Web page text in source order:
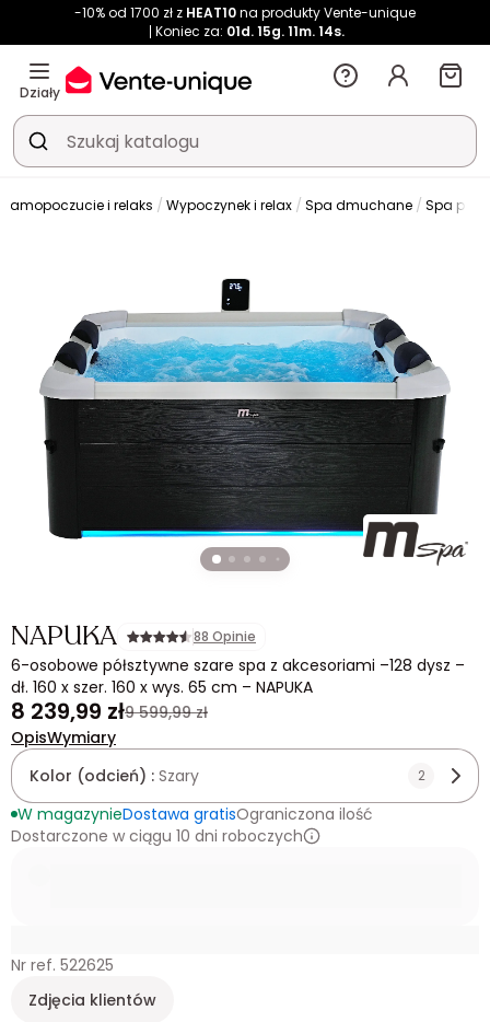
-10% od 1700 zł z HEAT10na produkty Vente-unique
Koniec za: 01d.15g.11m.14s.
Działy
i relaks Wypoczynek i relax Spa dmuchane Spa
NAPUKA 88 Opinie
6-osobowe półsztywne szare spa z akcesoriami –128 dysz –
dł. 160 x szer. 160 x wys. 65 cm – NAPUKA
8 239,99 zł9 599,99 zł
OpisWymiary
Kolor (odcień) : Szary 2
W magazynieDostawa gratisOgraniczona ilość
Dostarczone w ciągu 10 dni roboczych
Nr ref. 522625
Zdjęcia klientów